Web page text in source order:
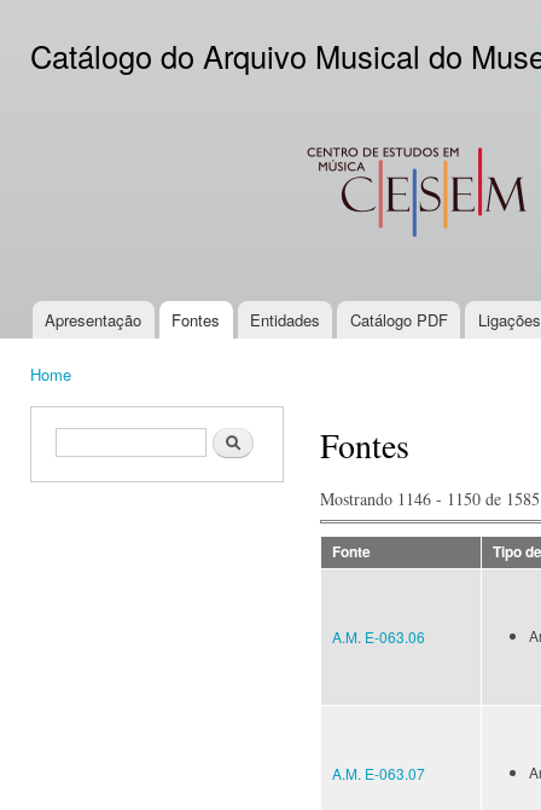
Catálogo do Arquivo Musical do
CESEM
Main menu
Apresentação Fontes Entidades Catálogo PDF
Home
Search form Search Fontes
Mostrando 1146 - 1150 de 1585
Fonte Tipo
A.M. E-063.06
A.M. E-063.07